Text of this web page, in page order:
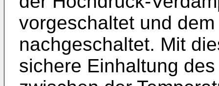
vorgeschaltet und
nachgeschaltet. Mit
sichere Einhaltung